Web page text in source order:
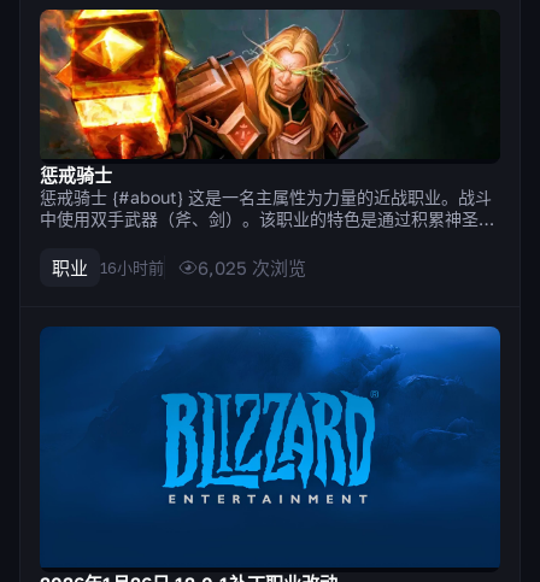
惩戒骑士
惩戒骑士 {#about} 这是一名主属性为力量的近战职业。战斗
中使用双手武器（斧、剑）。该职业的特色是通过积累神圣能
神圣能量来造成最高伤害。 优缺点 {#pros-cons} Strengths
拥有大量既能保护自身也能保护团队的防御技能，例如...
职业 16小时前 6,025 次浏览